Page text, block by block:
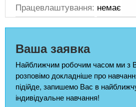
Працевлаштування: немає
Ваша заявка
Найближчим робочим часом ми з
розповімо докладніше про
підійде, запишемо Вас в
індивідуальне навчання!